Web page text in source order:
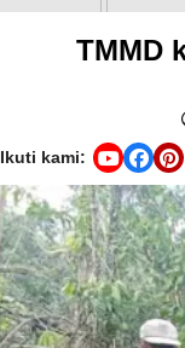
TMMD
Ikuti kami: